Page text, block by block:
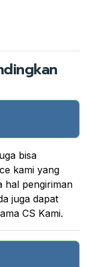
bisa
kami yang
hal pengiriman
juga dapat
CS Kami.